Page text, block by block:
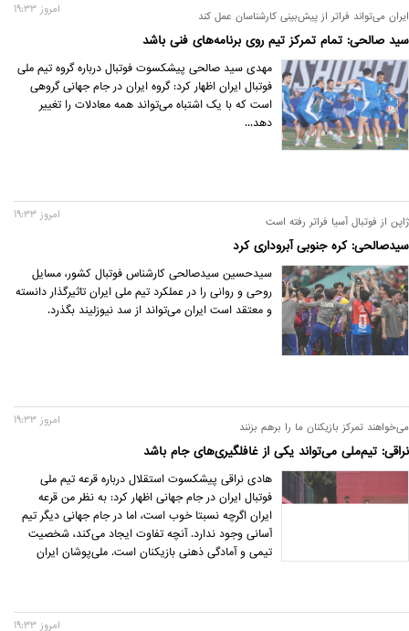
ایران می‌تواند فراتر از پیش‌بینی کارشناسان عمل کند
سید صالحی: تمام تمرکز تیم روی برنامه‌های فنی باشد
امروز 19:33
مهدی سید صالحی پیشکسوت فوتبال درباره گروه تیم ملی
فوتبال ایران اظهار کرد: گروه ایران در جام جهانی گروهی
است که با یک اشتباه می‌تواند همه معادلات را تغییر
دهد...
ژاپن از فوتبال آسیا فراتر رفته است
سیدصالحی: کره جنوبی آبروداری کرد
امروز 19:33
سیدحسین سیدصالحی کارشناس فوتبال کشور، مسایل
روحی و روانی را در عملکرد تیم ملی ایران تاثیرگذار دانسته
و معتقد است ایران می‌تواند از سد نیوزلیند بگذرد.
می‌خواهند تمرکز بازیکنان ما را برهم بزنند
نراقی: تیم‌ملی می‌تواند یکی از غافلگیری‌های جام باشد
امروز 19:33
هادی نراقی پیشکسوت استقلال درباره قرعه تیم ملی
فوتبال ایران در جام جهانی اظهار کرد: به نظر من قرعه
ایران اگرچه نسبتا خوب است، اما در جام جهانی دیگر تیم
آسانی وجود ندارد. آنچه تفاوت ایجاد می‌کند، شخصیت
تیمی و آمادگی ذهنی بازیکنان است. ملی‌پوشان ایران
امروز 19:33